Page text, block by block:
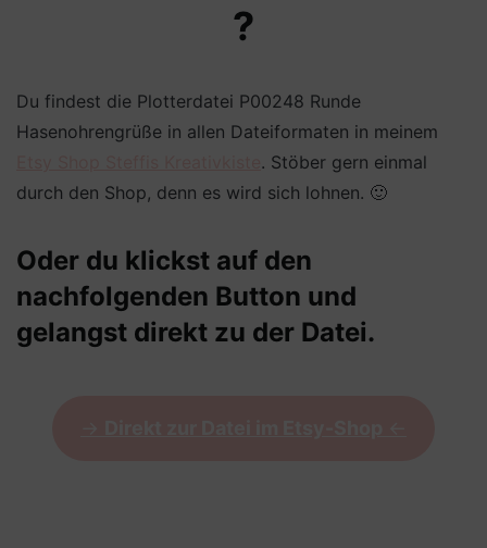
?
Du findest die Plotterdatei P00248 Runde
Hasenohrengrüße in allen Dateiformaten in meinem
. Stöber gern einmal
durch den Shop, denn es wird sich lohnen. 🙂
Oder du klickst auf den
nachfolgenden Button und
gelangst direkt zu der Datei.